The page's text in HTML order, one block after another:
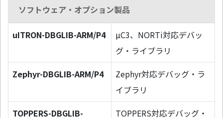
ソフトウェア・オプション製品
uITRON-DBGLIB-ARM/P4
µC3、NORTi対応デバッ
グ・ライブラリ
Zephyr-DBGLIB-ARM/P4
Zephyr対応デバッグ・ラ
イブラリ
TOPPERS-DBGLIB-
TOPPERS対応デバッグ・